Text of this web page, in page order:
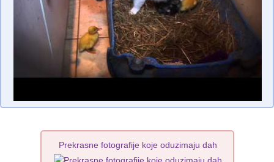
Prekrasne fotografije koje oduzimaju dah